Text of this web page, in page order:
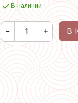
В наличии
В